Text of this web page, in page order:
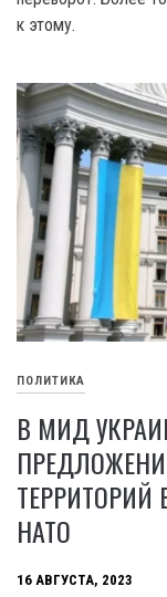
к этому.
ПОЛИТИКА
В МИД
ТЕРРИТОРИЙ
НАТО
16 АВГУСТА, 2023